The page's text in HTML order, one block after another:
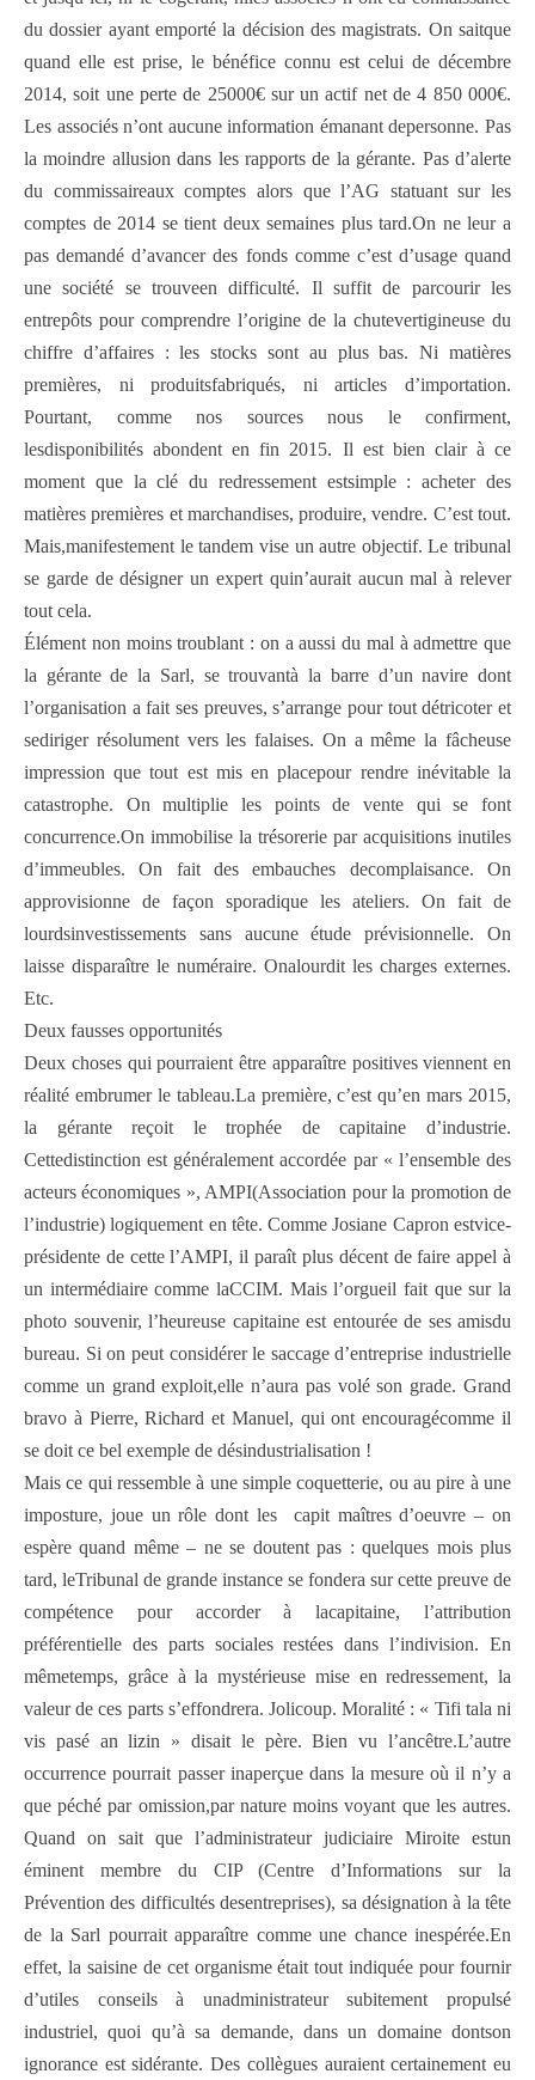
du dossier ayant emporté la décision des magistrats. On saitque
quand elle est prise, le bénéfice connu est celui de décembre
2014, soit une perte de 25000€ sur un actif net de 4 850 000€.
Les associés n’ont aucune information émanant depersonne. Pas
la moindre allusion dans les rapports de la gérante. Pas d’alerte
du commissaireaux comptes alors que l’AG statuant sur les
comptes de 2014 se tient deux semaines plus tard.On ne leur a
pas demandé d’avancer des fonds comme c’est d’usage quand
une société se trouveen difficulté. Il suffit de parcourir les
entrepôts pour comprendre l’origine de la chutevertigineuse du
chiffre d’affaires : les stocks sont au plus bas. Ni matières
premières, ni produitsfabriqués, ni articles d’importation.
Pourtant, comme nos sources nous le confirment,
lesdisponibilités abondent en fin 2015. Il est bien clair à ce
moment que la clé du redressement estsimple : acheter des
matières premières et marchandises, produire, vendre. C’est tout.
Mais,manifestement le tandem vise un autre objectif. Le tribunal
se garde de désigner un expert quin’aurait aucun mal à relever
tout cela.
Élément non moins troublant : on a aussi du mal à admettre que
la gérante de la Sarl, se trouvantà la barre d’un navire dont
l’organisation a fait ses preuves, s’arrange pour tout détricoter et
sediriger résolument vers les falaises. On a même la fâcheuse
impression que tout est mis en placepour rendre inévitable la
catastrophe. On multiplie les points de vente qui se font
concurrence.On immobilise la trésorerie par acquisitions inutiles
d’immeubles. On fait des embauches decomplaisance. On
approvisionne de façon sporadique les ateliers. On fait de
lourdsinvestissements sans aucune étude prévisionnelle. On
laisse disparaître le numéraire. Onalourdit les charges externes.
Etc.
Deux fausses opportunités
Deux choses qui pourraient être apparaître positives viennent en
réalité embrumer le tableau.La première, c’est qu’en mars 2015,
la gérante reçoit le trophée de capitaine d’industrie.
Cettedistinction est généralement accordée par « l’ensemble des
acteurs économiques », AMPI(Association pour la promotion de
l’industrie) logiquement en tête. Comme Josiane Capron estvice-
présidente de cette l’AMPI, il paraît plus décent de faire appel à
un intermédiaire comme laCCIM. Mais l’orgueil fait que sur la
photo souvenir, l’heureuse capitaine est entourée de ses amisdu
bureau. Si on peut considérer le saccage d’entreprise industrielle
comme un grand exploit,elle n’aura pas volé son grade. Grand
bravo à Pierre, Richard et Manuel, qui ont encouragécomme il
se doit ce bel exemple de désindustrialisation !
Mais ce qui ressemble à une simple coquetterie, ou au pire à une
imposture, joue un rôle dont les capit maîtres d’oeuvre – on
espère quand même – ne se doutent pas : quelques mois plus
tard, leTribunal de grande instance se fondera sur cette preuve de
compétence pour accorder à lacapitaine, l’attribution
préférentielle des parts sociales restées dans l’indivision. En
mêmetemps, grâce à la mystérieuse mise en redressement, la
valeur de ces parts s’effondrera. Jolicoup. Moralité : « Tifi tala ni
vis pasé an lizin » disait le père. Bien vu l’ancêtre.L’autre
occurrence pourrait passer inaperçue dans la mesure où il n’y a
que péché par omission,par nature moins voyant que les autres.
Quand on sait que l’administrateur judiciaire Miroite estun
éminent membre du CIP (Centre d’Informations sur la
Prévention des difficultés desentreprises), sa désignation à la tête
de la Sarl pourrait apparaître comme une chance inespérée.En
effet, la saisine de cet organisme était tout indiquée pour fournir
d’utiles conseils à unadministrateur subitement propulsé
industriel, quoi qu’à sa demande, dans un domaine dontson
ignorance est sidérante. Des collègues auraient certainement eu